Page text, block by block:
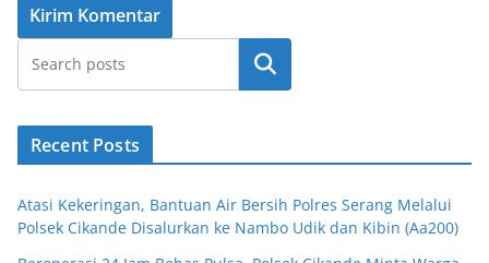
Cari
Recent Posts
Atasi Kekeringan, Bantuan Air Bersih Polres Serang Melalui
Polsek Cikande Disalurkan ke Nambo Udik dan Kibin (Aa200)